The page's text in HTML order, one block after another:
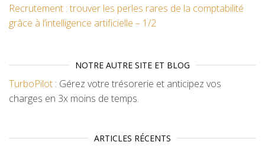
Recrutement : trouver les perles rares de la comptabilité
grâce à l’intelligence artificielle – 1/2
NOTRE AUTRE SITE ET BLOG
TurboPilot : Gérez votre trésorerie et anticipez vos
charges en 3x moins de temps.
ARTICLES RÉCENTS